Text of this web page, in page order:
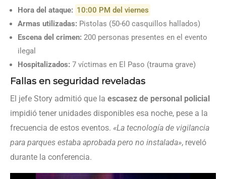
Hora del ataque: 10:00 PM del viernes
Armas utilizadas: Pistolas (50-60 casquillos hallados)
Escena del crimen: 200 personas presentes en el evento
ilegal
Hospitalizados: 7 víctimas en El Paso (trauma grave)
Fallas en seguridad reveladas
El jefe Story admitió que la escasez de personal policial
impidió tener unidades disponibles esa noche, pese a la
frecuencia de estos eventos. «La tecnología de vigilancia
para parques estaba aprobada pero no instalada», reveló
durante la conferencia.